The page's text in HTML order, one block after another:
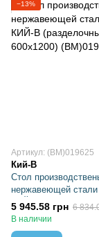
−13%
Артикул: (BM)019625
Кий-В
Стол
нержавеющей
КИЙ-В (разделочный
5 945.58 грн 6
В наличии